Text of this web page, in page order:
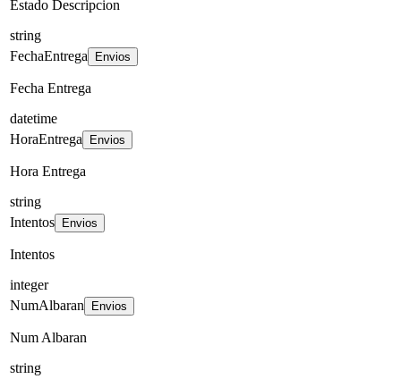
Estado Descripcion
string
FechaEntrega
Envios
Fecha Entrega
datetime
HoraEntrega
Envios
Hora Entrega
string
Intentos
Envios
Intentos
integer
NumAlbaran
Envios
Num Albaran
string